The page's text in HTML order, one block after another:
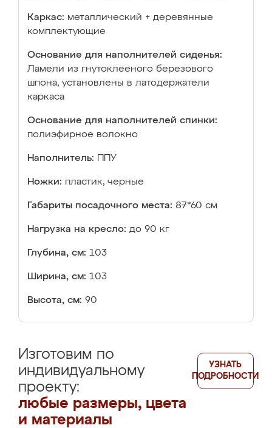
Каркас: металлический + деревянные
комплектующие
Основание для наполнителей сиденья:
Ламели из гнутоклееного березового
шпона, установлены в латодержатели
каркаса
Основание для наполнителей спинки:
полиэфирное волокно
Наполнитель: ППУ
Ножки: пластик, черные
Габариты посадочного места: 87*60 см
Нагрузка на кресло: до 90 кг
Глубина, см: 103
Ширина, см: 103
Высота, см: 90
Изготовим по
индивидуальному
проекту:
любые размеры, цвета
и материалы
УЗНАТЬ
ПОДРОБНОСТИ